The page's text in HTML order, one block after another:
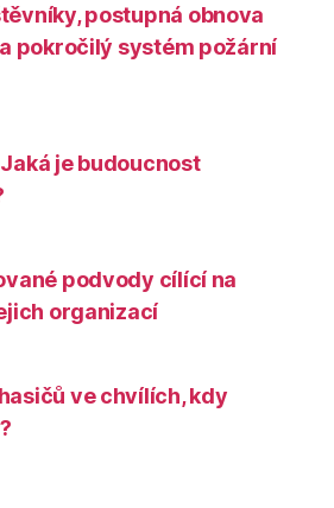
postupná obnova
pokročilý systém požární
je budoucnost
podvody cílící na
organizací
ve chvílích, kdy